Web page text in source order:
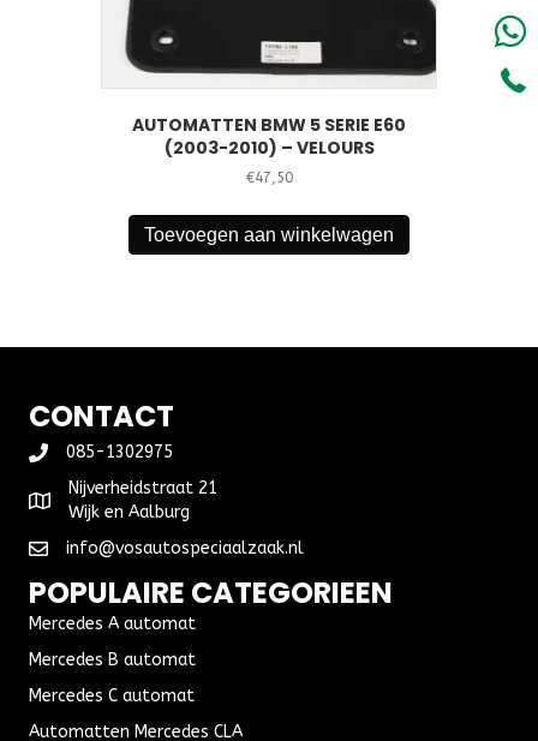
AUTOMATTEN BMW 5 SERIE E60
(2003-2010) – VELOURS
€47,50
Toevoegen aan winkelwagen
CONTACT
085-1302975
Nijverheidstraat 21
Wijk en Aalburg
info@vosautospeciaalzaak.nl
POPULAIRE CATEGORIEEN
Mercedes A automat
Mercedes B automat
Mercedes C automat
Automatten Mercedes CLA